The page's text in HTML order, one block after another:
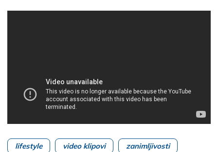
lifestyle video klipovi zanimljivosti